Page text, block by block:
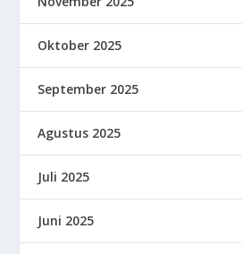
Oktober 2025
September 2025
Agustus 2025
Juli 2025
Juni 2025